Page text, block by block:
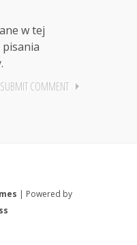
w tej
| Powered by